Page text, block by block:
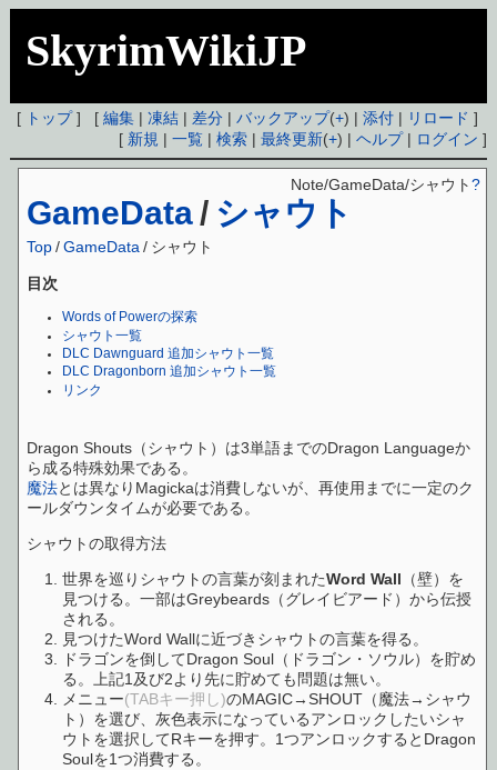
SkyrimWikiJP
[ トップ] [編集 |凍結 | 差分 |バックアップ(+) |添付 | リロード ]
[ 新規 |一覧 |検索 |最終更新(+) |ヘルプ| ログイン ]
GameData / シャウト
Note/GameData/シャウト?
Top /GameData / シャウト
目次
Words of Powerの探索
シャウト一覧
DLC Dawnguard 追加シャウト一覧
DLC Dragonborn 追加シャウト一覧
リンク
Dragon Shouts（シャウト）は3単語までのDragon Languageか
ら成る特殊効果である。
魔法とは異なりMagickaは消費しないが、再使用までに一定のク
ールダウンタイムが必要である。
シャウトの取得方法
世界を巡りシャウトの言葉が刻まれたWord Wall （壁）を
見つける。一部はGreybeards（グレイビアード）から伝授
される。
見つけたWord Wallに近づきシャウトの言葉を得る。
ドラゴンを倒してDragon Soul（ドラゴン・ソウル）を貯め
る。上記1及び2より先に貯めても問題は無い。
メニュー(TABキー押し)のMAGIC→SHOUT（魔法→シャウ
ト）を選び、灰色表示になっているアンロックしたいシャ
ウトを選択してRキーを押す。1つアンロックするとDragon
Soulを1つ消費する。